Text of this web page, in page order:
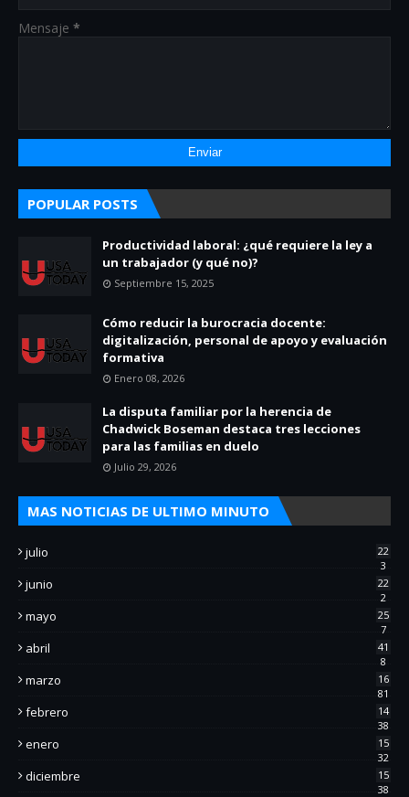
Mensaje *
POPULAR POSTS
Productividad laboral: ¿qué requiere la ley a
un trabajador (y qué no)?
Septiembre 15, 2025
Cómo reducir la burocracia docente:
digitalización, personal de apoyo y evaluación
formativa
Enero 08, 2026
La disputa familiar por la herencia de
Chadwick Boseman destaca tres lecciones
para las familias en duelo
Julio 29, 2026
MAS NOTICIAS DE ULTIMO MINUTO
julio
22
3
junio
22
2
mayo
25
7
abril
41
8
marzo
16
81
febrero
14
38
enero
15
32
diciembre
15
38